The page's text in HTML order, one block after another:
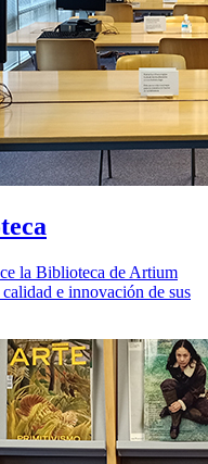
la Biblioteca de Artium
e innovación de sus